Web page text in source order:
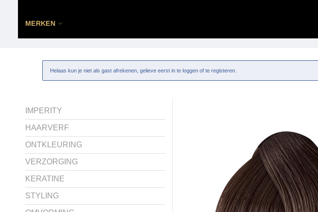
MERKEN
Helaas kun je niet als gast afrekenen, gelieve eerst in te loggen of te registeren.
IMPERITY
HAARVERF
ONTKLEURING
VERZORGING
KERATINE
STYLING